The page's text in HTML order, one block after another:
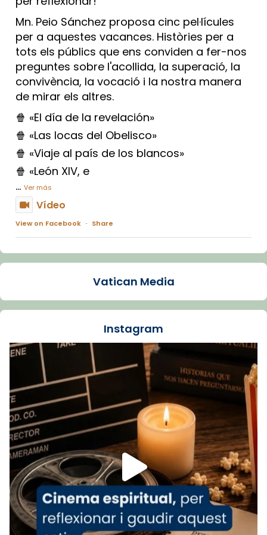
Mn. Peio Sánchez proposa cinc pel·lícules
per a aquestes vacances. Històries per a
tots els públics que ens conviden a fer-nos
preguntes sobre l'acollida, la superació, la
convivència, la vocació i la nostra manera
de mirar els altres.
🍿 «El día de la revelación»
🍿 «Las locas del Obelisco»
🍿 «Viaje al país de los blancos»
🍿 «León XIV, e
... Ver más
Vídeo
View on Facebook · Share
Arquebisbat de Barcelona
La Carmina va patir depressió. Fa gairebé
dos mesos, a l'Estadi Lluís Companys, la
Recupera l'entrevista comp
Vatican
tican News 👇
www.vaticannews.va/es/iglesia/news/2026-
07/carmina-historia-depresion-papa-viaje-
espana-testimoni...
Foto
View on Facebook · Share
Arquebisbat de Barcelona
2 weeks ago
«Avui les santes Juliana i Semproniana ens
Vatican Media
Instagram